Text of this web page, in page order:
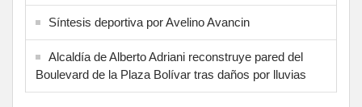
Síntesis deportiva por Avelino Avancin
Alcaldía de Alberto Adriani reconstruye pared del
Boulevard de la Plaza Bolívar tras daños por lluvias